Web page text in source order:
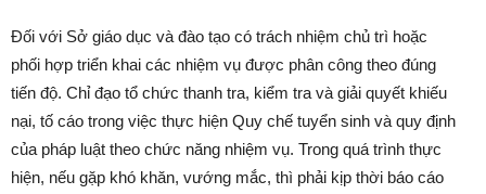
Đối với Sở giáo dục và đào tạo có trách nhiệm chủ trì hoặc
phối hợp triển khai các nhiệm vụ được phân công theo đúng
tiến độ. Chỉ đạo tổ chức thanh tra, kiểm tra và giải quyết khiếu
nại, tố cáo trong việc thực hiện Quy chế tuyển sinh và quy định
của pháp luật theo chức năng nhiệm vụ. Trong quá trình thực
hiện, nếu gặp khó khăn, vướng mắc, thì phải kịp thời báo cáo